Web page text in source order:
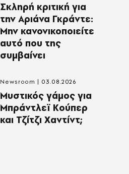
Σκληρή κριτική για
την Αριάνα Γκράντε:
Μην κανονικοποιείτε
αυτό που της
συμβαίνει
Μυστικός γάμος για
Μπράντλεϊ Κούπερ
και Τζίτζι Χαντίντ;
Newsroom 03.08.2026